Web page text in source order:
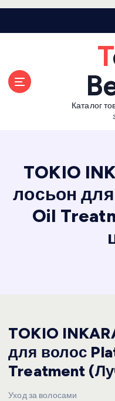
Terra
Каталог
TOKIO
лосьон
Oil
TOKIO
для волос
Treatment
Уход за волосами